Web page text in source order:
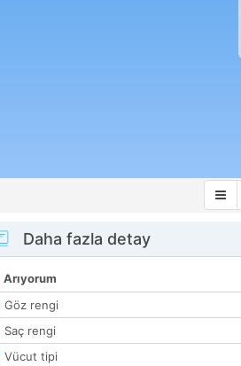
Daha fazla detay
Arıyorum
Göz rengi
Saç rengi
Vücut tipi